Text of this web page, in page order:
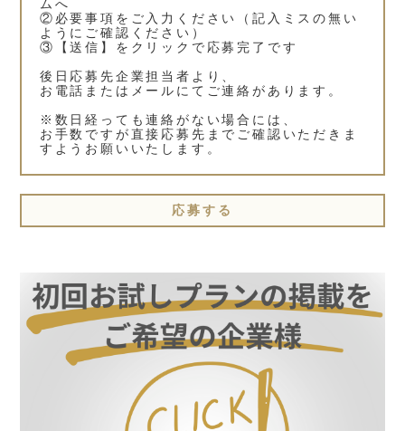
ムへ
②必要事項をご入力ください（記入ミスの無い
ようにご確認ください）
③【送信】をクリックで応募完了です
後日応募先企業担当者より、
お電話またはメールにてご連絡があります。
※数日経っても連絡がない場合には、
お手数ですが直接応募先までご確認いただきま
すようお願いいたします。
応募する